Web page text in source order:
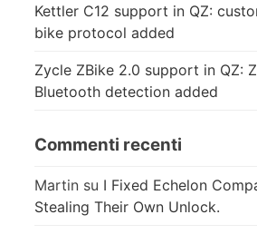
Kettler C12 support in QZ:
bike protocol added
Zycle ZBike 2.0 support in QZ:
Bluetooth detection added
Commenti recenti
Martin su I Fixed Echelon
Stealing Their Own Unlock.